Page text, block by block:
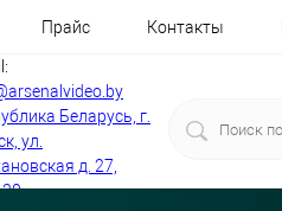
Прайс Контакты
Беларусь, г.
ул.
д. 27,